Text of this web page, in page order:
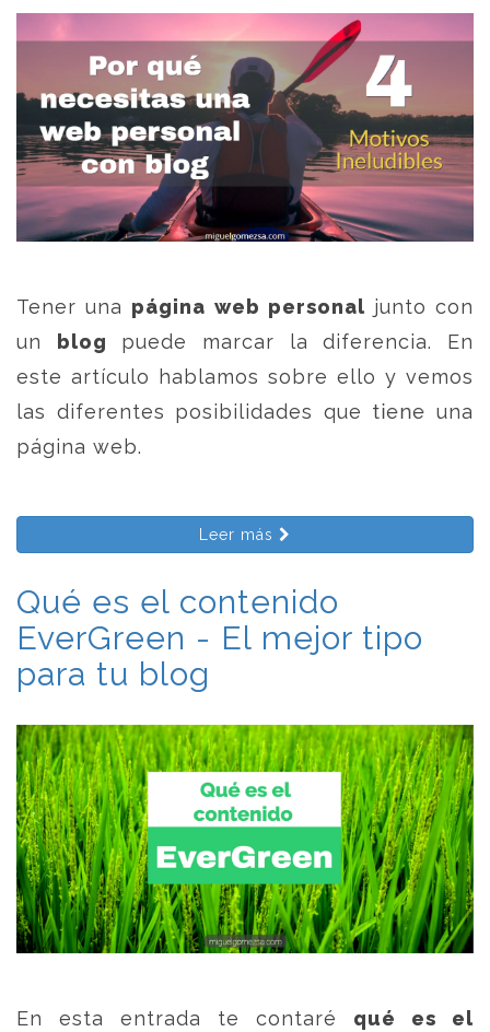
Tener una página web personal junto con
un
blog puede marcar la diferencia. En
este artículo hablamos sobre ello y vemos
las diferentes posibilidades que tiene una
página web.
Leer más
Qué es el contenido
EverGreen - El mejor tipo
para tu blog
En esta entrada te contaré qué es el